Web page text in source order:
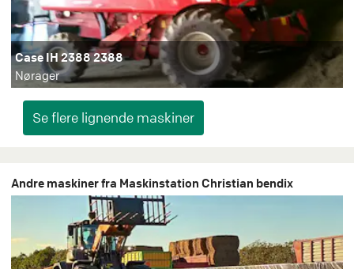
Case IH 2388 2388
Nørager
Andre maskiner fra Maskinstation Christian bendix